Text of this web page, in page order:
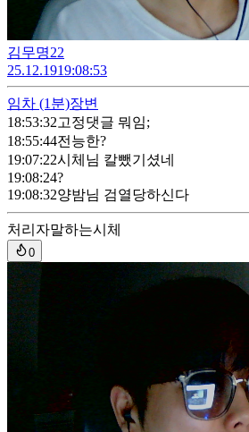
김무명22
25.12.1919:08:53
임차 (1분)장변
18:53:32고정댓글 뭐임;
18:55:44전능한?
19:07:22시체님 칼뺐기셨네
19:08:24?
19:08:32양밤님 검열당하신다
처리자말하는시체
0